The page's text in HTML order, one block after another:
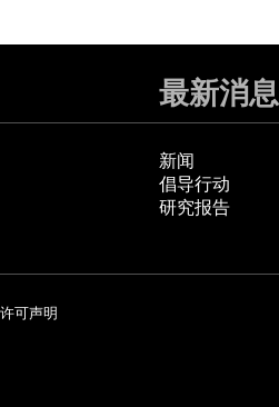
最新消息
新闻
倡导行动
研究报告
可声明